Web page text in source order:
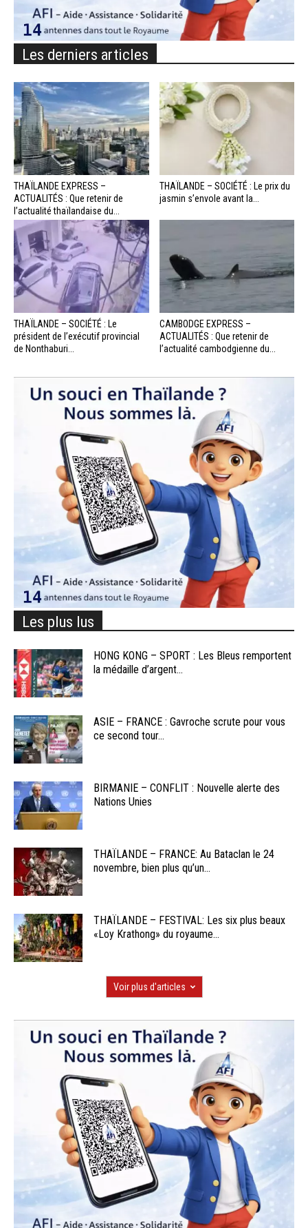
Les derniers articles
THAÏLANDE EXPRESS –
ACTUALITÉS : Que retenir de
l’actualité thaïlandaise du...
THAÏLANDE – SOCIÉTÉ : Le prix du
jasmin s’envole avant la...
THAÏLANDE – SOCIÉTÉ : Le
président de l’exécutif provincial
de Nonthaburi...
CAMBODGE EXPRESS –
ACTUALITÉS : Que retenir de
l’actualité cambodgienne du...
Les plus lus
HONG KONG – SPORT : Les Bleus remportent
la médaille d’argent...
ASIE – FRANCE : Gavroche scrute pour vous
ce second tour...
BIRMANIE – CONFLIT : Nouvelle alerte des
Nations Unies
THAÏLANDE – FRANCE: Au Bataclan le 24
novembre, bien plus qu’un...
THAÏLANDE – FESTIVAL: Les six plus beaux
«Loy Krathong» du royaume...
Voir plus d'articles